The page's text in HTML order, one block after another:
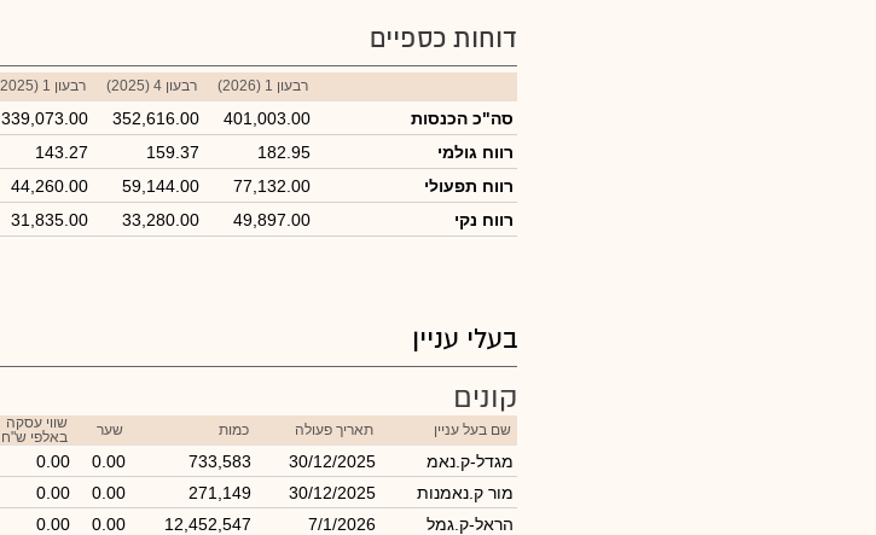
דוחות כספיים
רבעון 1 (2026) רבעון 4 (2025) רבעון 1 (2025)
סה"כ הכנסות 401,003.00
352,616.00
339,073.00
רווח גולמי
182.95
159.37
143.27
רווח תפעולי
77,132.00
59,144.00
44,260.00
רווח נקי
49,897.00
33,280.00
31,835.00
בעלי עניין
קונים
שם בעל עניין תאריך פעולה כמות שער
שווי עסקה
באלפי ש"ח
מגדל-ק.נאמ 30/12/2025
733,583
0.00
0.00
מור ק.נאמנות
30/12/2025
271,149
0.00
0.00
הראל-ק.גמל
7/1/2026
12,452,547
0.00
0.00